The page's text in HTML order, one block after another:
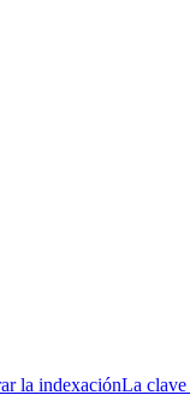
la indexaciónLa